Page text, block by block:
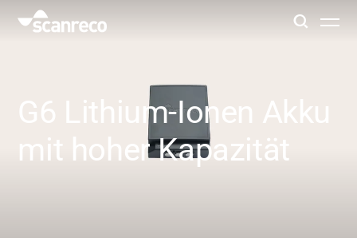
Anpassung
Bedienerproduktivität und Sicherheit
G6 Lithium-Ionen Akku
mit hoher Kapazität